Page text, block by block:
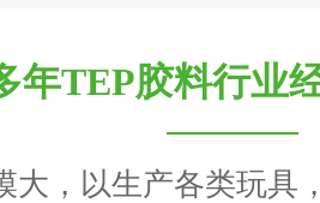
年TEP胶料行业
大，以生产各类玩具